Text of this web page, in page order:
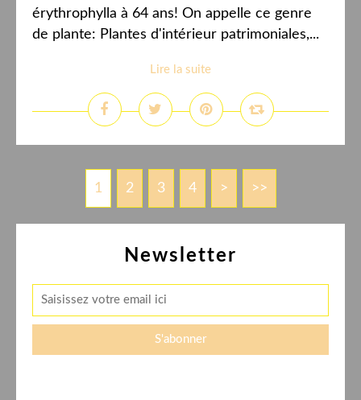
érythrophylla à 64 ans! On appelle ce genre
de plante: Plantes d'intérieur patrimoniales,...
Lire la suite
1 2 3 4 > >>
Newsletter